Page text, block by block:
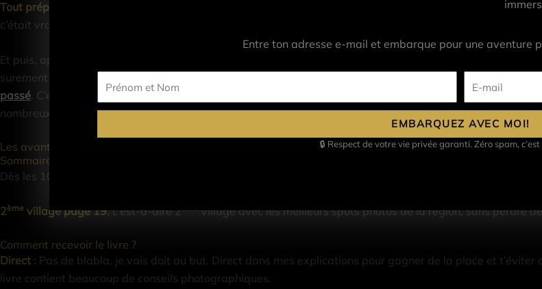
Tout préparer à l’avance pour être prêt sur place. Et c’est ce que j’ai commencé à faire pour mes
c’était vraiment long. Il faut penser à tout, faire des recherches pendant des heures et encore, parfois, on
Et puis, après plusieurs préparations, je me suis dit que je n’étais surement pas seul à avoir ce
surement beaucoup de photographes dans le même cas que moi. J’ai alors décidé de faciliter la tâche à
passé. C’est pour cela que j’ai commencé à écrire ces livres de la série « Mes spots photos ». Depuis,
nombreux feedbacks positifs. Ces livres ont changé la vie de nombreux photographes en voyage.
Les avantages de ce livre
Sommaire
Dès les 10 premières pages, tu auras déjà rentabilisé le livre, rien qu’avec le temps que tu auras gagné
2ème village page 19,c’est-à-dire 2èmevillage avec les meilleurs spots photos de la région, sans perdre
Comment recevoir le livre ?
Direct : Pas de blabla, je vais doit au but. Direct dans mes explications pour gagner de la place et
livre contient beaucoup de conseils photographiques.
Entre ton adresse e-mail et embarque pour une aventure
et
Nom
mail
EMBARQUEZ AVEC MOI!
🔒 Respect de votre vie privée garanti. Zéro spam,